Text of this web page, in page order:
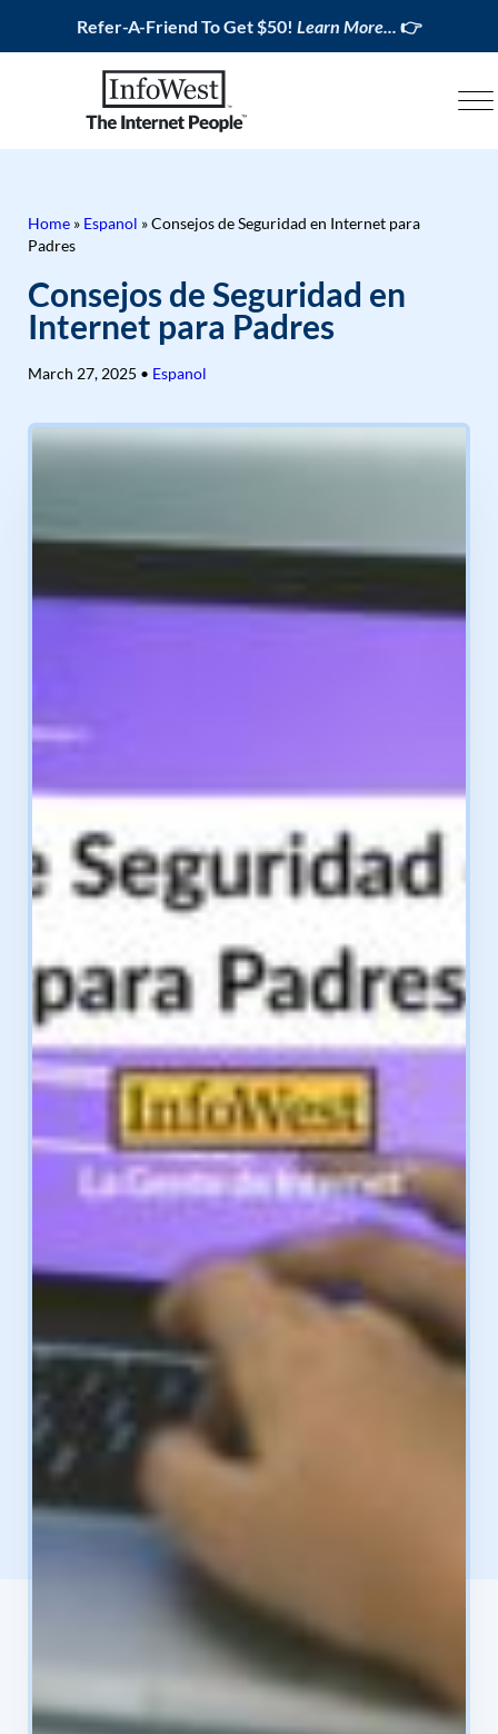
Refer-A-Friend To Get $50! Learn More... 👉
Home » Espanol »Consejos de Seguridad en Internet para
Padres
Consejos de Seguridad en
Internet para Padres
March 27, 2025 • Espanol